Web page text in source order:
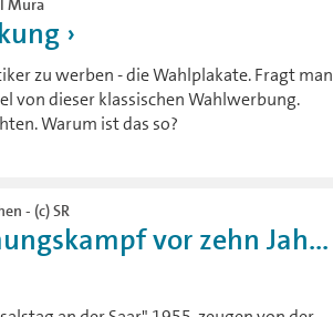
Mura
zu werben - die Wahlplakate. Fragt man
von dieser klassischen Wahlwerbung.
Warum ist das so?
- (c) SR
vor zehn Jah...